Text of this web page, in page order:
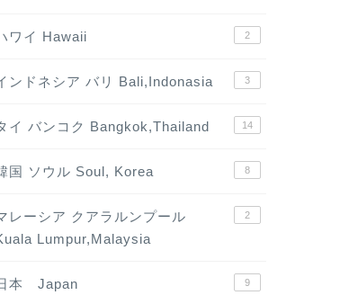
ワイ Hawaii 2
ンドネシア バリ Bali,Indonasia 3
イ バンコク Bangkok,Thailand 14
国 ソウル Soul, Korea 8
レーシア クアラルンプール
Lumpur,Malaysia
2
本 Japan 9